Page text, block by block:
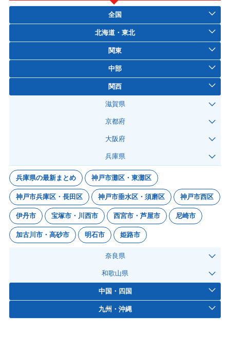
全国
北海道・東北
関東
中部
関西
滋賀県
京都府
大阪府
兵庫県
兵庫県の最新まとめ 神戸市灘区・東灘区
神戸市兵庫区・長田区 神戸市垂水区・須磨区 神戸市西区
伊丹市 宝塚市・川西市 西宮市・芦屋市 尼崎市
加古川市・高砂市 明石市 姫路市
奈良県
和歌山県
中国・四国
九州・沖縄